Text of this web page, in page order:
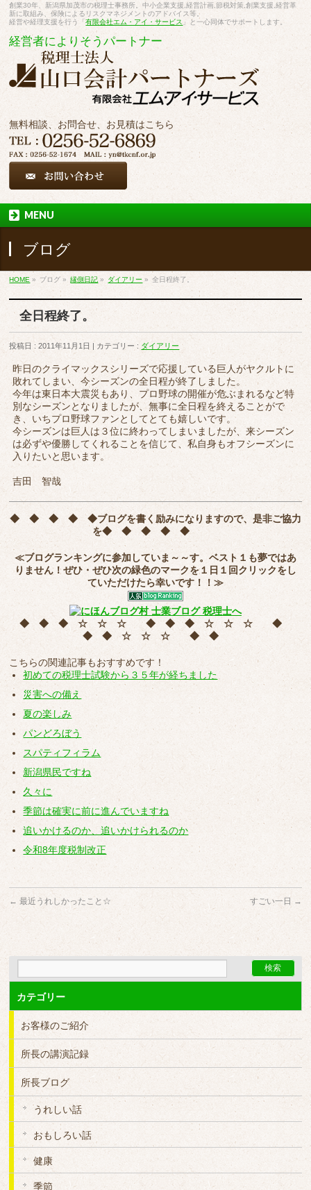
創業30年、新潟県加茂市の税理士事務所。中小企業支援,経営計画,節税対策,創業支援,経営革
新に取組み、保険によるリスクマネジメントのアドバイス等。
経営や経理支援を行う「有限会社エム・アイ・サービス 」と一心同体でサポートします。
経営者によりそうパートナー
無料相談、お問合せ、お見積はこちら
MENU
ブログ
HOME » ブログ » 縁側日記 » ダイアリー » 全日程終了。
全日程終了。
投稿日 : 2011年11月1日 カテゴリー : ダイアリー
昨日のクライマックスシリーズで応援している巨人がヤクルトに
敗れてしまい、今シーズンの全日程が終了しました。
今年は東日本大震災もあり、プロ野球の開催が危ぶまれるなど特
別なシーズンとなりましたが、無事に全日程を終えることがで
き、いちプロ野球ファンとしてとても嬉しいです。
今シーズンは巨人は３位に終わってしまいましたが、来シーズン
は必ずや優勝してくれることを信じて、私自身もオフシーズンに
入りたいと思います。
吉田 智哉
◆ ◆ ◆ ◆ ◆ブログを書く励みになりますので、是非ご協力
を◆ ◆ ◆ ◆ ◆
≪ブログランキングに参加していま～～す。ベスト１も夢ではあ
りません！ぜひ・ぜひ次の緑色のマークを１日１回クリックをし
ていただけたら幸いです！！≫
◆ ◆ ◆ ☆ ☆ ☆ ◆ ◆ ◆ ☆ ☆ ☆ ◆
◆ ◆ ☆ ☆ ☆ ◆ ◆
こちらの関連記事もおすすめです！
初めての税理士試験から３５年が経ちました
災害への備え
夏の楽しみ
パンどろぼう
スパティフィラム
新潟県民ですね
久々に
季節は確実に前に進んでいますね
追いかけるのか、追いかけられるのか
令和8年度税制改正
← 最近うれしかったこと☆ すごい一日 →
カテゴリー
お客様のご紹介
所長の講演記録
所長ブログ
うれしい話
おもしろい話
健康
季節